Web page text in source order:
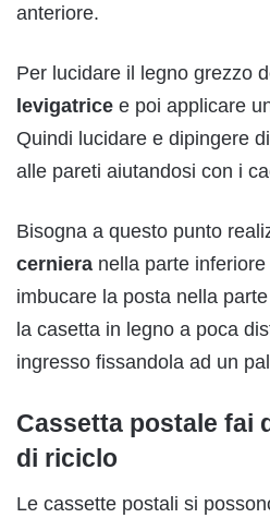
anteriore.
Per lucidare il legno grezzo
levigatrice e poi applicare
Quindi lucidare e dipingere
alle pareti aiutandosi con i
Bisogna a questo punto
cerniera nella parte
imbucare la posta nella
la casetta in legno a poca
ingresso fissandola ad un
Cassetta postale fai
di riciclo
Le cassette postali si